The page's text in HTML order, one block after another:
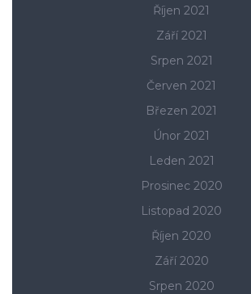
Říjen 2021
Září 2021
Srpen 2021
Červen 2021
Březen 2021
Únor 2021
Leden 2021
Prosinec 2020
Listopad 2020
Říjen 2020
Září 2020
Srpen 2020